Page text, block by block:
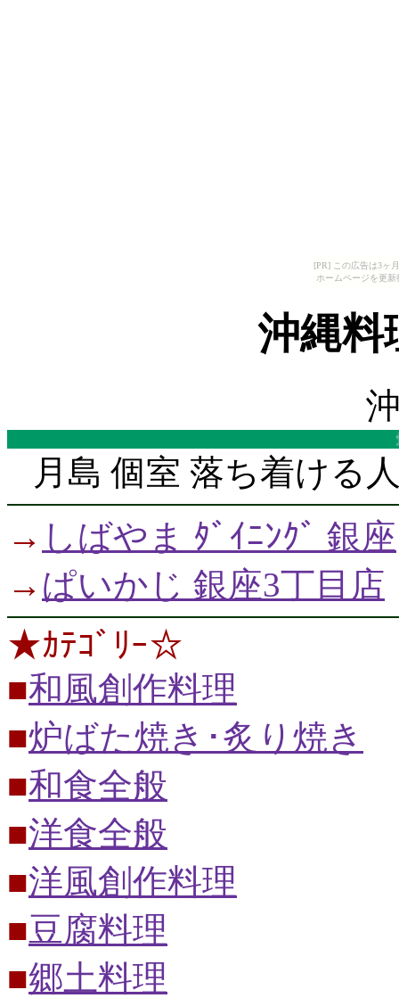
[PR] この広告は3ヶ
ホームページを更
沖縄料
沖
月島 個室 落ち着ける
→ しばやま ﾀﾞｲﾆﾝｸﾞ 銀座
→ ぱいかじ 銀座3丁目店
★ｶﾃｺﾞﾘｰ☆
■和風創作料理
■炉ばた焼き･炙り焼き
■和食全般
■洋食全般
■洋風創作料理
■豆腐料理
■郷土料理